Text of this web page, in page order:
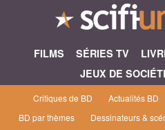
FILMS SÉRIES TV
JEUX DE
Critiques de BD Actualités BD
BD par thèmes
Dessinateurs &